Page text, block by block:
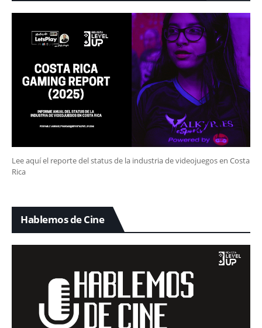
Lee aquí el reporte del status de la industria de videojuegos en Costa
Rica
Hablemos de Cine